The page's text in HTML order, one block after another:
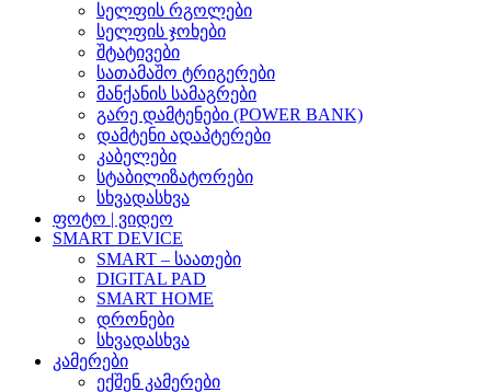
სელფის რგოლები
სელფის ჯოხები
შტატივები
სათამაშო ტრიგერები
მანქანის სამაგრები
გარე დამტენები (POWER BANK)
დამტენი ადაპტერები
კაბელები
სტაბილიზატორები
სხვადასხვა
ფოტო | ვიდეო
SMART DEVICE
SMART – საათები
DIGITAL PAD
SMART HOME
დრონები
სხვადასხვა
კამერები
ექშენ კამერები